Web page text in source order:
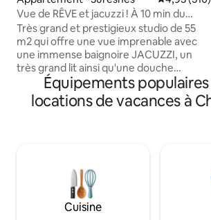
Vue de RÊVE et jacuzzi ! À 10 min du
centre de PARIS !
Très grand et prestigieux studio de 55
m2 qui offre une vue imprenable avec
une immense baignoire JACUZZI, un
très grand lit ainsi qu'une douche
italienne. Situé dans un quartier calme et
sûr à 10 min de la célèbre avenue des
Champs-Élysées (centre de Paris). Je
placées en forme de cœur sur le lit (un
panneau Joyeux anniversaire peut être
ajouté) et pour 175 €, il est livré avec une
bonne bouteille de champagne et des
Équipements populaires
locations de vacances à
Cuisine